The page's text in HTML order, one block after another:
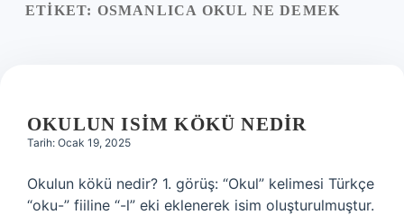
ETIKET: OSMANLICA OKUL NE DEMEK
OKULUN ISIM KÖKÜ NEDIR
Tarih: Ocak 19, 2025
Okulun kökü nedir? 1. görüş: “Okul” kelimesi Türkçe
“oku-” fiiline “-l” eki eklenerek isim oluşturulmuştur.